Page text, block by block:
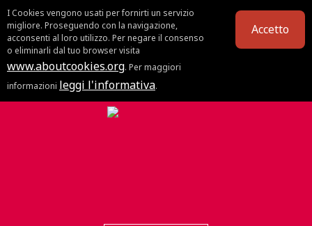
I Cookies vengono usati per fornirti un servizio
migliore. Proseguendo con la navigazione,
acconsenti al loro utilizzo. Per negare il consenso
o eliminarli dal tuo browser visita
www.aboutcookies.org. Per maggiori
informazioni leggi l'informativa.
Accetto